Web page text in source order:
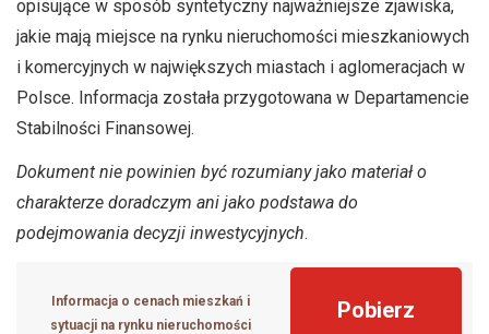
opisujące w sposób syntetyczny najważniejsze zjawiska,
jakie mają miejsce na rynku nieruchomości mieszkaniowych
i komercyjnych w największych miastach i aglomeracjach w
Polsce. Informacja została przygotowana w Departamencie
Stabilności Finansowej.
Dokument nie powinien być rozumiany jako materiał o
charakterze doradczym ani jako podstawa do
podejmowania decyzji inwestycyjnych.
Informacja o cenach mieszkań i
sytuacji na rynku nieruchomości
Pobierz